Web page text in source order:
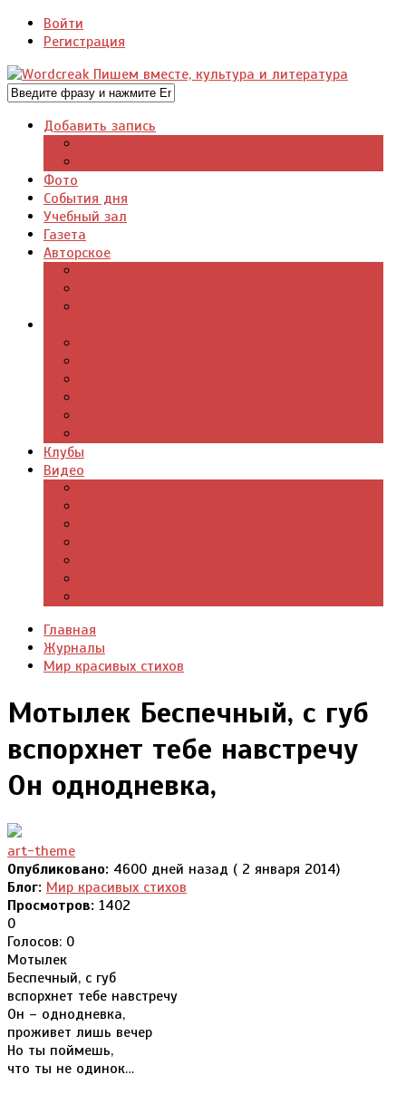
Войти
Регистрация
Добавить запись
Фото
События дня
Учебный зал
Газета
Авторское
Клубы
Видео
Главная
Журналы
Мир красивых стихов
Мотылек Беспечный, с губ
вспорхнет тебе навстречу
Он однодневка,
art-theme
Опубликовано: 4600 дней назад ( 2 января 2014)
Блог: Мир красивых стихов
Просмотров: 1402
0
Голосов: 0
Мотылек
Беспечный, с губ
вспорхнет тебе навстречу
Он – однодневка,
проживет лишь вечер
Но ты поймешь,
что ты не одинок…